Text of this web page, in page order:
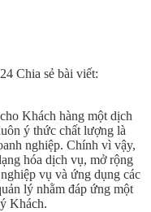
Chia sẻ bài viết:
Khách hàng một dịch
ý thức chất lượng là
nghiệp. Chính vì vậy,
hóa dịch vụ, mở rộng
vụ và ứng dụng các
lý nhằm đáp ứng một
Khách.